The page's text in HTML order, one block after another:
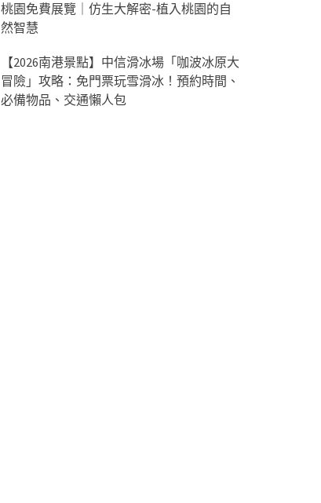
桃園免費展覽｜仿生大解密-植入桃園的自
然智慧
【2026南港景點】中信滑冰場「咖波冰原大
冒險」攻略：免門票玩雪滑冰！預約時間、
必備物品、交通懶人包